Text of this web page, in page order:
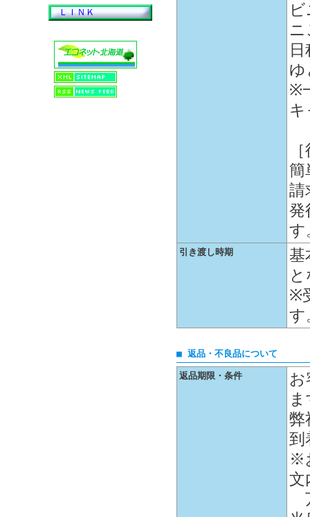
ＬＩＮＫ
ゆ
※
簡
請
発
す
引き渡し時期
基
※
す
■ 返品・不良品について
返品期限・条件
弊
到
※
文